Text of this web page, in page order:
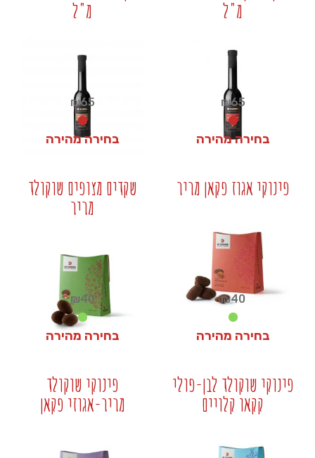
מ"ל
₪65
בחירה מהירה
מ"ל
₪65
בחירה מהירה
פינוקי אגוז פקאן מריר
₪40
בחירה מהירה
40
שקדים מצופים שוקולד
מריר
₪40
בחירה מהירה
₪
פינוקי שוקולד לבן-פולי
קקאו קלויים
פינוקי שוקולד
מריר-אגוזי פקאן